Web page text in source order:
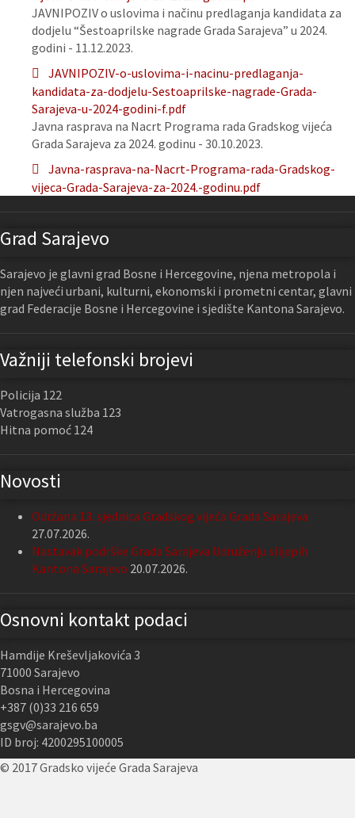
JAVNIPOZIV o uslovima i načinu predlaganja kandidata za
dodjelu “Šestoaprilske nagrade Grada Sarajeva” u 2024.
godini - 11.12.2023.
JAVNIPOZIV-o-uslovima-i-nacinu-predlaganja-
kandidata-za-dodjelu-Sestoaprilske-nagrade-Grada-
Sarajeva-u-2024-godini-f.pdf
Javna rasprava na Nacrt Programa rada Gradskog vijeća
Grada Sarajeva za 2024. godinu - 30.10.2023.
Javna-rasprava-na-Nacrt-Programa-rada-Gradskog-
vijeca-Grada-Sarajeva-za-2024.-godinu.pdf
Grad Sarajevo
Sarajevo je glavni grad Bosne i Hercegovine, njena metropola i
njen najveći urbani, kulturni, ekonomski i prometni centar, glavni
grad Federacije Bosne i Hercegovine i sjedište Kantona Sarajevo.
Važniji telefonski brojevi
Policija 122
Vatrogasna služba 123
Hitna pomoć 124
Novosti
Održana 13. sjednica Gradskog vijeća Grada Sarajeva
27.07.2026.
Nastavak podrške Grada Sarajeva Udruženju slijepih
Kantona Sarajevo 20.07.2026.
Osnovni kontakt podaci
Hamdije Kreševljakovića 3
71000 Sarajevo
Bosna i Hercegovina
+387 (0)33 216 659
gsgv@sarajevo.ba
ID broj: 4200295100005
© 2017 Gradsko vijeće Grada Sarajeva